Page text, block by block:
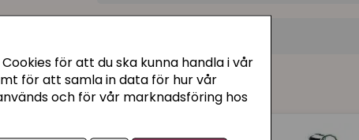
för att du ska kunna handla i vår
för att samla in data för hur vår
och för vår marknadsföring hos
Pernilla
för 1 år sedan